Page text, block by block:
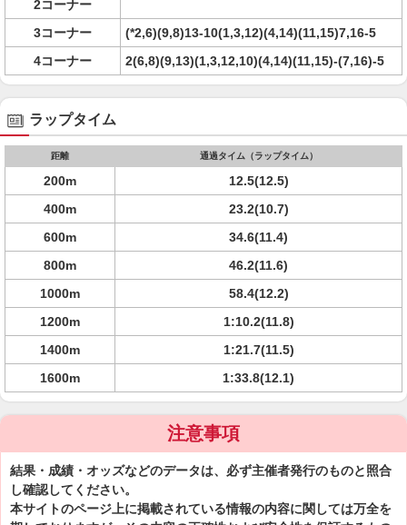
2コーナー
3コーナー
(*2,6)(9,8)13-10(1,3,12)(4,14)(11,15)7,16-5
4コーナー
2(6,8)(9,13)(1,3,12,10)(4,14)(11,15)-(7,16)-5
ラップタイム
距離 通過タイム（ラップタイム）
200m
12.5(12.5)
400m
23.2(10.7)
600m
34.6(11.4)
800m
46.2(11.6)
1000m
58.4(12.2)
1200m
1:10.2(11.8)
1400m
1:21.7(11.5)
1600m
1:33.8(12.1)
注意事項
結果・成績・オッズなどのデータは、必ず主催者発行のものと照合
し確認してください。
本サイトのページ上に掲載されている情報の内容に関しては万全を